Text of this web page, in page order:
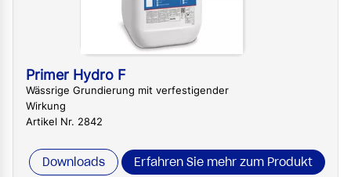
Primer Hydro F
Wässrige Grundierung mit verfestigender
Wirkung
Artikel Nr. 2842
Downloads Erfahren Sie mehr zum Produkt